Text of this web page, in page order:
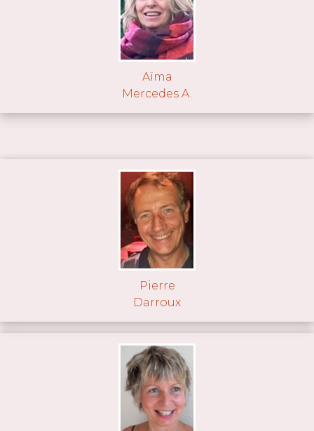
Aïma
Mercedes A.
Pierre
Darroux